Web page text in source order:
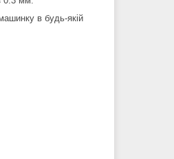
в будь-якій